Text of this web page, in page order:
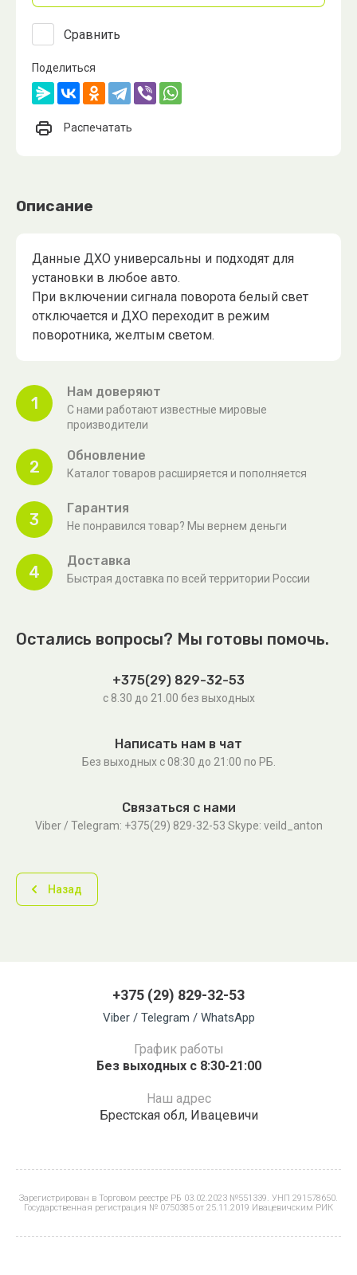
Сравнить
Поделиться
Распечатать
Описание
Данные ДХО универсальны и подходят для
установки в любое авто.
При включении сигнала поворота белый свет
отключается и ДХО переходит в режим
поворотника, желтым светом.
1
Нам доверяют
С нами работают известные мировые
производители
2
Обновление
Каталог товаров расширяется и пополняется
3
Гарантия
Не понравился товар? Мы вернем деньги
4
Доставка
Быстрая доставка по всей территории России
Остались вопросы? Мы готовы помочь.
+375(29) 829-32-53
с 8.30 до 21.00 без выходных
Написать нам в чат
Без выходных c 08:30 до 21:00 по РБ.
Связаться с нами
Viber / Telegram: +375(29) 829-32-53 Skype: veild_anton
Назад
+375 (29) 829-32-53
Viber / Telegram / WhatsApp
График работы
Без выходных с 8:30-21:00
Наш адрес
Брестская обл, Ивацевичи
Зарегистрирован в Торговом реестре РБ 03.02.2023 №551339. УНП 291578650.
Государственная регистрация № 0750385 от 25.11.2019 Ивацевичским РИК